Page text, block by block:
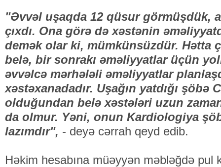
"Əvvəl uşaqda 12 qüsur görmüşdük,
çıxdı. Ona görə də xəstənin
demək olar ki, mümkünsüzdür. Hətta
belə, bir sonrakı əməliyyatlar üçün
əvvəlcə mərhələli əməliyyatlar
xəstəxanadadır. Uşağın yatdığı şöbə
olduğundan belə xəstələri uzun
da olmur. Yəni, onun Kardiologiya
lazımdır", - deyə cərrah qeyd edib.
Həkim hesabına müəyyən məbləğdə pul